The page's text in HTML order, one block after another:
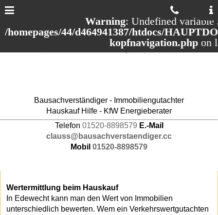
Warning: Undefined variable
/homepages/44/d464941387/htdocs/
kopfnavigation.php on
Bausachverständiger - Immobiliengutachter
Hauskauf Hilfe - KfW Energieberater
Telefon 01520-8898579 E.-Mail
clauss@bausachverstaendiger.cc
Mobil 01520-8898579
Wertermittlung beim Hauskauf
In Edewecht kann man den Wert von Immobilien
unterschiedlich bewerten. Wem ein Verkehrswertgutachten